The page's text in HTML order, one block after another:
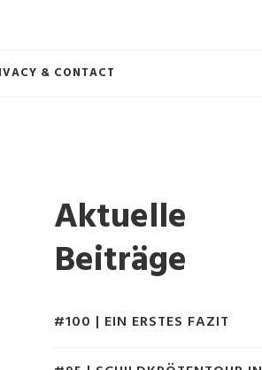
& CONTACT
Aktuelle
Beiträge
#100 | EIN ERSTES FAZIT